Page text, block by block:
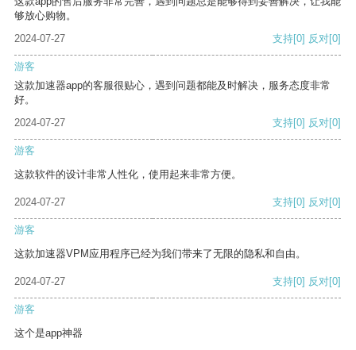
够放心购物。
2024-07-27
支持[0] 反对[0]
游客
这款加速器app的客服很贴心，遇到问题都能及时解决，服务态度非常
好。
2024-07-27
支持[0] 反对[0]
游客
这款软件的设计非常人性化，使用起来非常方便。
2024-07-27 支持[0] 反对[0]
游客
这款加速器VPM应用程序已经为我们带来了无限的隐私和自由。
2024-07-27 支持[0] 反对[0]
游客
这个是app神器